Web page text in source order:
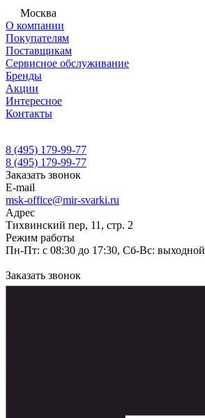
Москва
О компании
Покупателям
Поставщикам
Сервисное обслуживание
Бренды
Акции
Интересное
Контакты
8 (495) 179-99-77
8 (495) 179-99-77
Заказать звонок
E-mail
msk-office@mir-svarki.ru
Адрес
Тихвинский пер, 11, стр. 2
Режим работы
Пн-Пт: с 08:30 до 17:30, Сб-Вс: выходной
Заказать звонок